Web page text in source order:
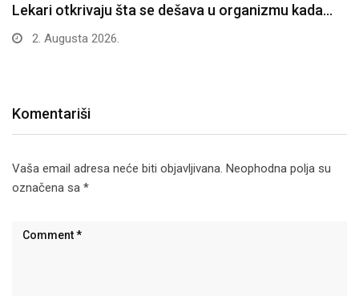
Lekari otkrivaju šta se dešava u organizmu kada…
2. Augusta 2026.
Komentariši
Vaša email adresa neće biti objavljivana. Neophodna polja su
označena sa *